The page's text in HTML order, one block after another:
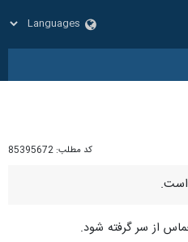
کد مطلب: 85395672